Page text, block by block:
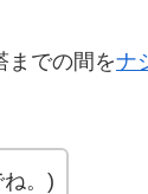
までの間をナ
。)